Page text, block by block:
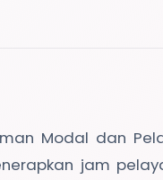
Modal dan
jam